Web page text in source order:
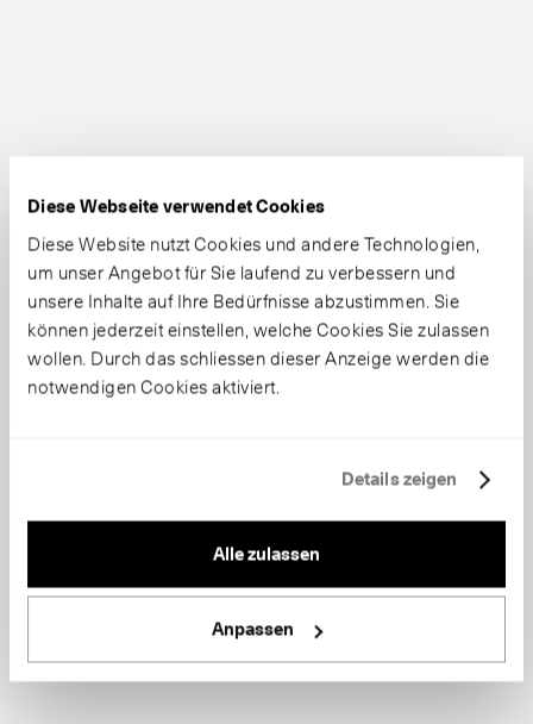
Diese Webseite verwendet Cookies
Diese Website nutzt Cookies und andere Technologien,
um unser Angebot für Sie laufend zu verbessern und
unsere Inhalte auf Ihre Bedürfnisse abzustimmen. Sie
können jederzeit einstellen, welche Cookies Sie zulassen
wollen. Durch das schliessen dieser Anzeige werden die
notwendigen Cookies aktiviert.
Details zeigen
Alle zulassen
Anpassen